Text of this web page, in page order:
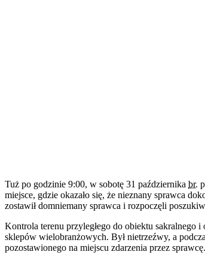
Tuż po godzinie 9:00, w sobotę 31 października br.
miejsce, gdzie okazało się, że nieznany sprawca
zostawił domniemany sprawca i rozpoczęli
Kontrola terenu przyległego do obiektu sakralnego
sklepów wielobranżowych. Był nietrzeźwy, a
pozostawionego na miejscu zdarzenia przez sprawcę.